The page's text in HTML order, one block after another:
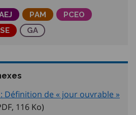
Ontario
d’accès à l’emploi
Programme d’adaptation
PAM Partenariats
PCEO
du travail de l'Ontario
Réussite en éducation et au
Services d’emploi
SE Gestion des apprentissage
GA
Définition de « jour ouvrable »
116 Ko)